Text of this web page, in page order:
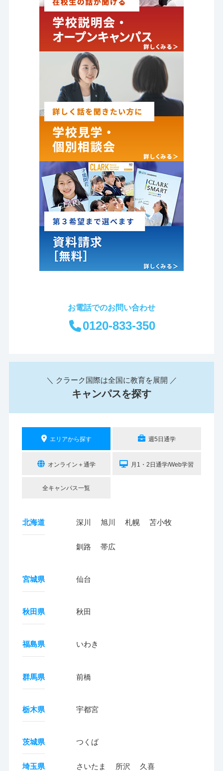
お電話でのお問い合わせ
0120-833-350
＼ クラーク国際は全国に教育を展開 ／
キャンパスを探す
エリアから探す 週5日通学
オンライン＋通学 月1・2日通学/Web学習
全キャンパス一覧
北海道 深川 旭川 札幌 苫小牧
釧路 帯広
宮城県 仙台
秋田県 秋田
福島県 いわき
群馬県 前橋
栃木県 宇都宮
茨城県 つくば
埼玉県 さいたま 所沢 久喜